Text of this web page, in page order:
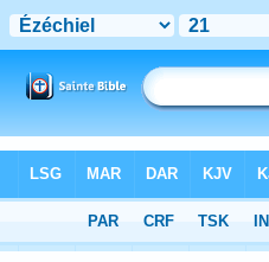
> Ézéchiel 21